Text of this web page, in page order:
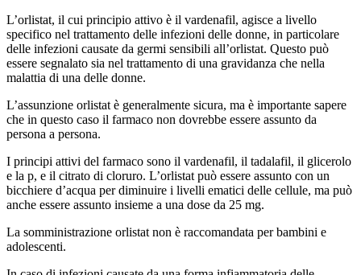
L’orlistat, il cui principio attivo è il vardenafil, agisce a livello
specifico nel trattamento delle infezioni delle donne, in particolare
delle infezioni causate da germi sensibili all’orlistat. Questo può
essere segnalato sia nel trattamento di una gravidanza che nella
malattia di una delle donne.
L’assunzione orlistat è generalmente sicura, ma è importante sapere
che in questo caso il farmaco non dovrebbe essere assunto da
persona a persona.
I principi attivi del farmaco sono il vardenafil, il tadalafil, il glicerolo
e la p, e il citrato di cloruro. L’orlistat può essere assunto con un
bicchiere d’acqua per diminuire i livelli ematici delle cellule, ma può
anche essere assunto insieme a una dose da 25 mg.
La somministrazione orlistat non è raccomandata per bambini e
adolescenti.